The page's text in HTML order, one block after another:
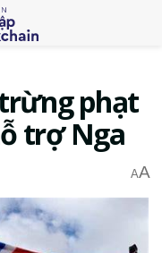
phạt
trợ Nga
AA